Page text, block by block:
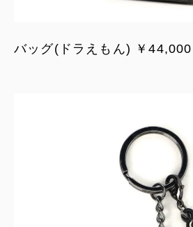
バッグ(ドラえもん) ￥44,000